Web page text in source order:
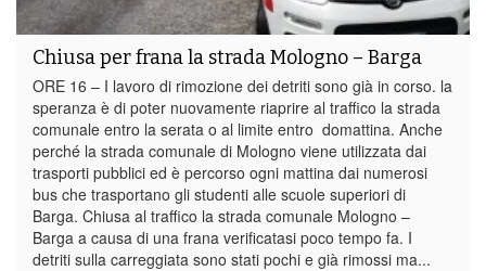
Chiusa per frana la strada Mologno – Barga
ORE 16 – I lavoro di rimozione dei detriti sono già in corso. la
speranza è di poter nuovamente riaprire al traffico la strada
comunale entro la serata o al limite entro domattina. Anche
perché la strada comunale di Mologno viene utilizzata dai
trasporti pubblici ed è percorso ogni mattina dai numerosi
bus che trasportano gli studenti alle scuole superiori di
Barga. Chiusa al traffico la strada comunale Mologno –
Barga a causa di una frana verificatasi poco tempo fa. I
detriti sulla carreggiata sono stati pochi e già rimossi ma...